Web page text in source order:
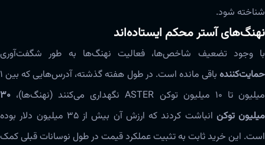
شناخته شود.
نهنگ‌های آستر محکم ایستاده‌اند
با وجود تضعیف شاخص‌ها، فعالیت نهنگ‌ها به طور شگفت‌آوری
حمایت‌کننده
باقی مانده است. در طول هفته گذشته، آدرس‌هایی که بین ۱
میلیون تا ۱۰ میلیون توکن ASTER نگهداری می‌کنند (نهنگ‌ها)،
۳۰
میلیون توکن
انباشت کردند که ارزش آن بیش از ۳۵ میلیون دلار بوده
است. این خرید ثابت به تثبیت عملکرد قیمت در طول نوسانات قبلی کمک